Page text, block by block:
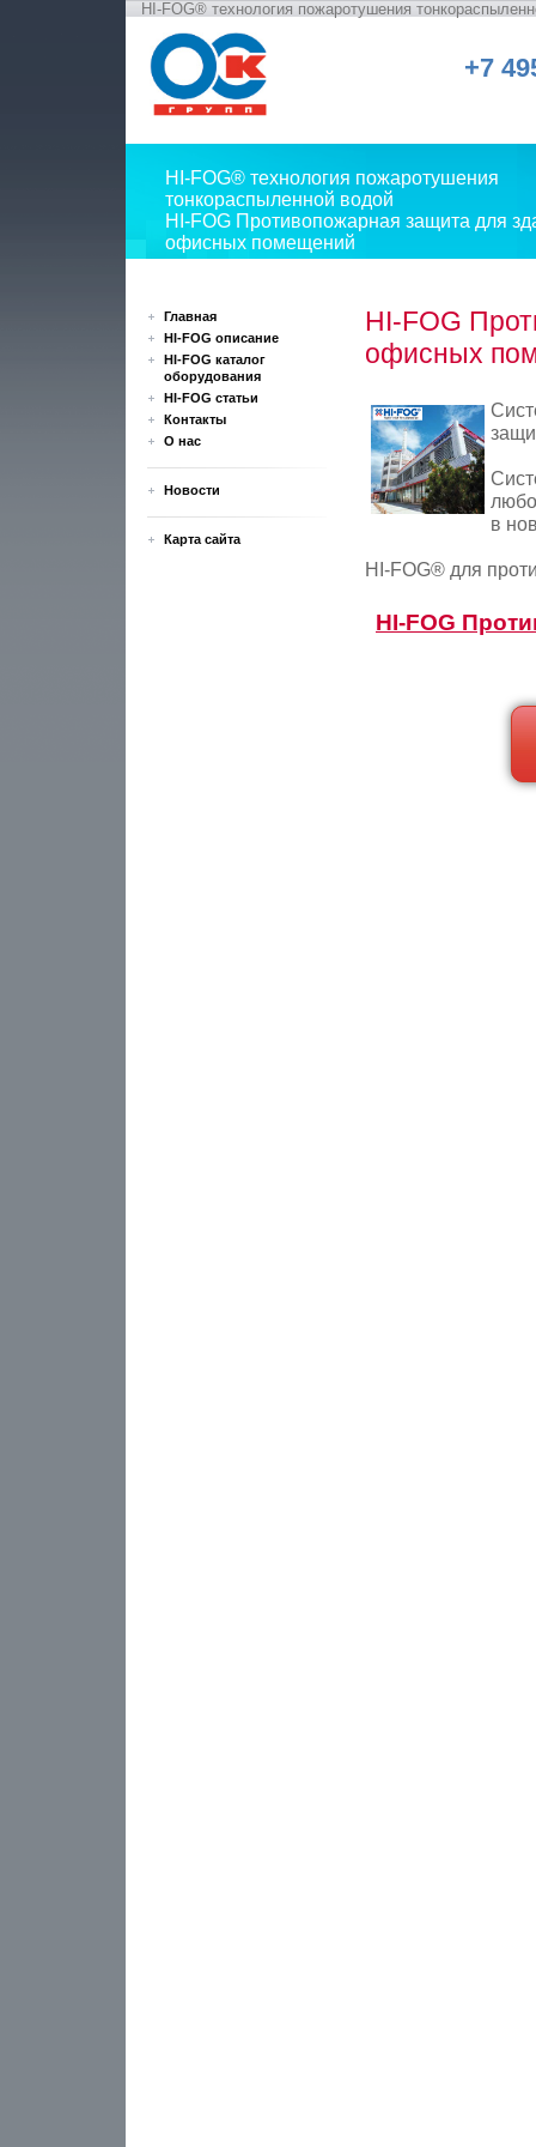
HI-FOG® технология пожаротушения
+7
HI-FOG® технология пожаротушения
тонкораспыленной водой
HI-FOG Противопожарная защита для
офисных помещений
Главная
HI-FOG описание
HI-FOG каталог
оборудования
HI-FOG статьи
Контакты
О нас
Новости
Карта сайта
HI-FOG
офисных
в
HI-FOG® для
HI-FOG